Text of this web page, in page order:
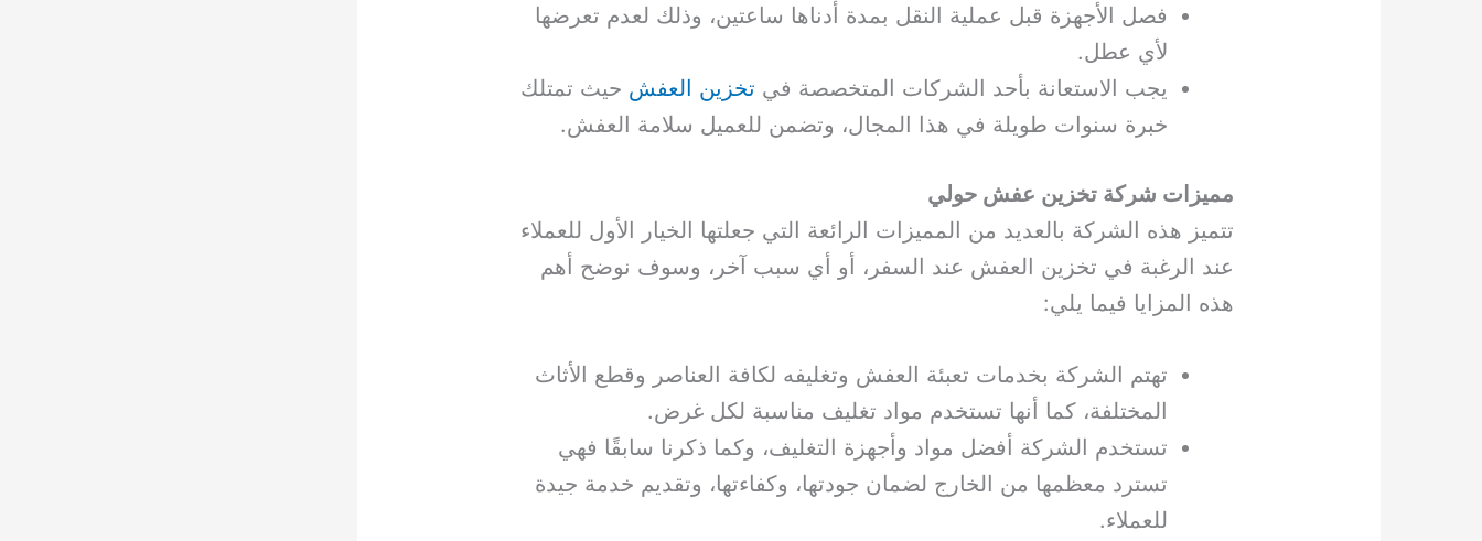
فصل الأجهزة قبل عملية النقل بمدة أدناها ساعتين، وذلك لعدم تعرضها
لأي عطل.
يجب الاستعانة بأحد الشركات المتخصصة في تخزين العفش حيث تمتلك
خبرة سنوات طويلة في هذا المجال، وتضمن للعميل سلامة العفش.
مميزات شركة تخزين عفش حولي
تتميز هذه الشركة بالعديد من المميزات الرائعة التي جعلتها الخيار الأول للعملاء
عند الرغبة في تخزين العفش عند السفر، أو أي سبب آخر، وسوف نوضح أهم
هذه المزايا فيما يلي:
تهتم الشركة بخدمات تعبئة العفش وتغليفه لكافة العناصر وقطع الأثاث
المختلفة، كما أنها تستخدم مواد تغليف مناسبة لكل غرض.
تستخدم الشركة أفضل مواد وأجهزة التغليف، وكما ذكرنا سابقًا فهي
تسترد معظمها من الخارج لضمان جودتها، وكفاءتها، وتقديم خدمة جيدة
للعملاء.